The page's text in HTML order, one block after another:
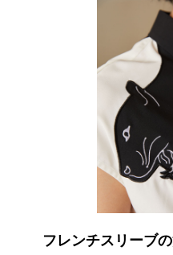
フレンチスリーブ